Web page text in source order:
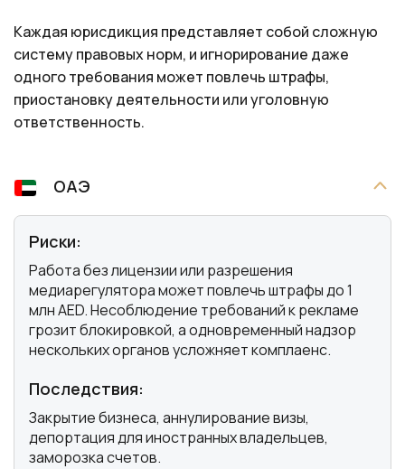
Каждая юрисдикция представляет собой сложную
систему правовых норм, и игнорирование даже
одного требования может повлечь штрафы,
приостановку деятельности или уголовную
ответственность.
ОАЭ
Риски:
Работа без лицензии или разрешения
медиарегулятора может повлечь штрафы до 1
млн AED. Несоблюдение требований к рекламе
грозит блокировкой, а одновременный надзор
нескольких органов усложняет комплаенс.
Последствия:
Закрытие бизнеса, аннулирование визы,
депортация для иностранных владельцев,
заморозка счетов.